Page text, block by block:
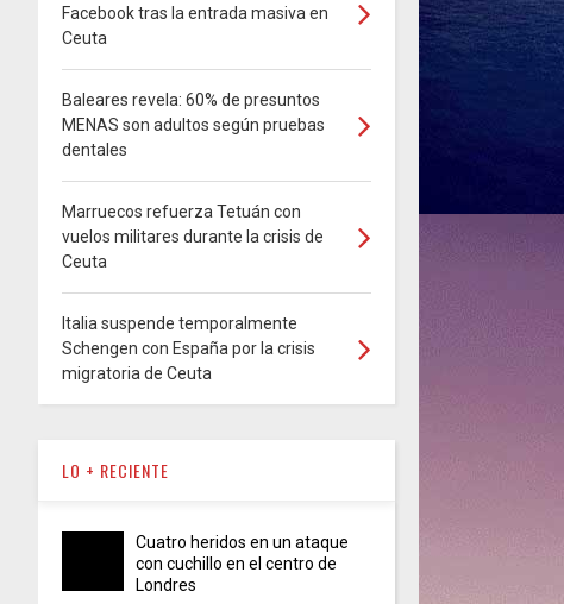
Facebook tras la entrada masiva en
Ceuta
Baleares revela: 60% de presuntos
MENAS son adultos según pruebas
dentales
Marruecos refuerza Tetuán con
vuelos militares durante la crisis de
Ceuta
Italia suspende temporalmente
Schengen con España por la crisis
migratoria de Ceuta
LO + RECIENTE
Cuatro heridos en un ataque
con cuchillo en el centro de
Londres